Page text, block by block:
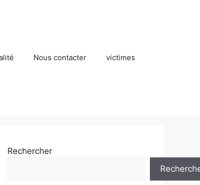
Nous contacter victimes
Rechercher